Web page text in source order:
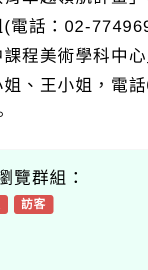
(電話： 02-
課程美術學科中
、王小姐，電話
覽群組：
訪客